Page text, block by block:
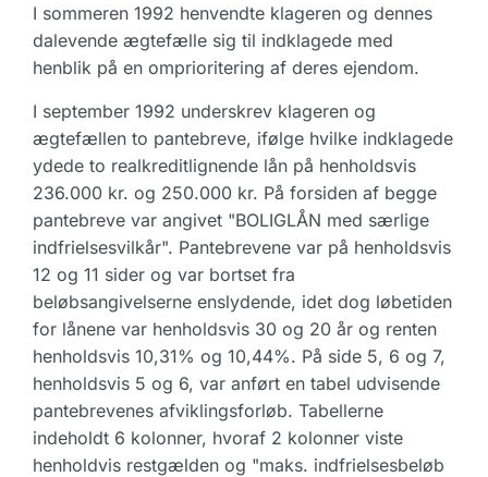
I sommeren 1992 henvendte klageren og dennes
dalevende ægtefælle sig til indklagede med
henblik på en omprioritering af deres ejendom.
I september 1992 underskrev klageren og
ægtefællen to pantebreve, ifølge hvilke indklagede
ydede to realkreditlignende lån på henholdsvis
236.000 kr. og 250.000 kr. På forsiden af begge
pantebreve var angivet "BOLIGLÅN med særlige
indfrielsesvilkår". Pantebrevene var på henholdsvis
12 og 11 sider og var bortset fra
beløbsangivelserne enslydende, idet dog løbetiden
for lånene var henholdsvis 30 og 20 år og renten
henholdsvis 10,31% og 10,44%. På side 5, 6 og 7,
henholdsvis 5 og 6, var anført en tabel udvisende
pantebrevenes afviklingsforløb. Tabellerne
indeholdt 6 kolonner, hvoraf 2 kolonner viste
henholdvis restgælden og "maks. indfrielsesbeløb